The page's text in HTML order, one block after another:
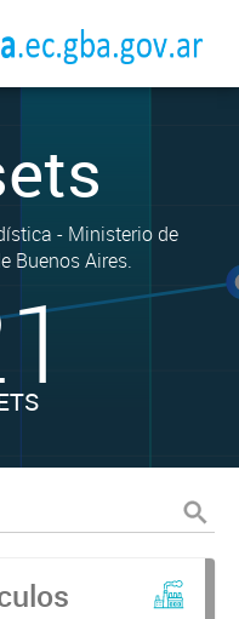
- Ministerio de
Buenos Aires.